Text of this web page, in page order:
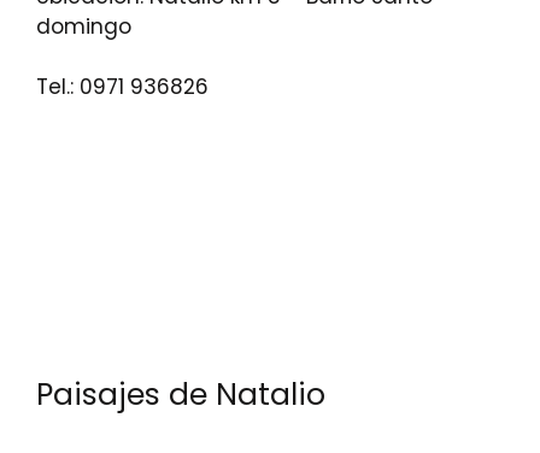
domingo
Tel.: 0971 936826
Paisajes de Natalio